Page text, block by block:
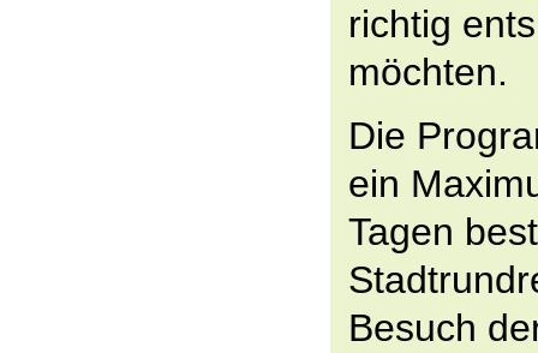
richtig
möchten.
Die
ein
Tagen
Besuch